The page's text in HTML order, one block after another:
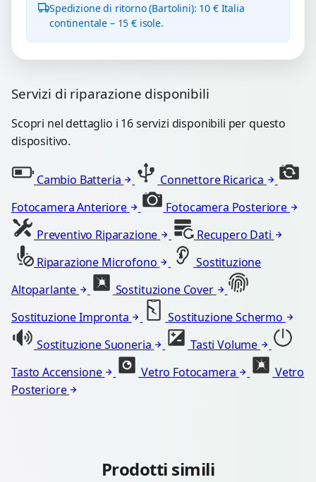
Spedizione di ritorno (Bartolini): 10 € Italia
continentale – 15 € isole.
Servizi di riparazione disponibili
Scopri nel dettaglio i 16 servizi disponibili per questo
dispositivo.
Cambio Batteria
Connettore Ricarica
Fotocamera Anteriore
Fotocamera Posteriore
Preventivo Riparazione
Recupero Dati
Riparazione Microfono
Sostituzione
Altoparlante
Sostituzione Cover
Sostituzione Impronta
Sostituzione Schermo
Sostituzione Suoneria
Tasti Volume
Tasto Accensione
Vetro Fotocamera
Vetro
Posteriore
Prodotti simili